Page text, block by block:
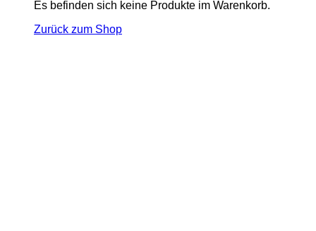
Es befinden sich keine Produkte im Warenkorb.
Zurück zum Shop